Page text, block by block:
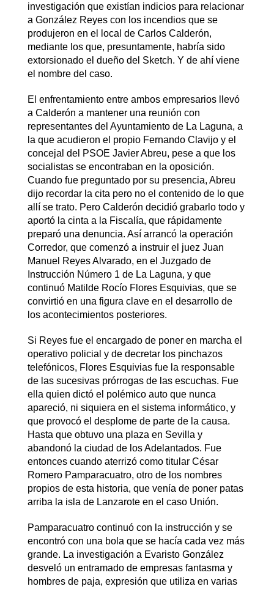
investigación que existían indicios para relacionar
a González Reyes con los incendios que se
produjeron en el local de Carlos Calderón,
mediante los que, presuntamente, habría sido
extorsionado el dueño del Sketch. Y de ahí viene
el nombre del caso.
El enfrentamiento entre ambos empresarios llevó
a Calderón a mantener una reunión con
representantes del Ayuntamiento de La Laguna, a
la que acudieron el propio Fernando Clavijo y el
concejal del PSOE Javier Abreu, pese a que los
socialistas se encontraban en la oposición.
Cuando fue preguntado por su presencia, Abreu
dijo recordar la cita pero no el contenido de lo que
allí se trato. Pero Calderón decidió grabarlo todo y
aportó la cinta a la Fiscalía, que rápidamente
preparó una denuncia. Así arrancó la operación
Corredor, que comenzó a instruir el juez Juan
Manuel Reyes Alvarado, en el Juzgado de
Instrucción Número 1 de La Laguna, y que
continuó Matilde Rocío Flores Esquivias, que se
convirtió en una figura clave en el desarrollo de
los acontecimientos posteriores.
Si Reyes fue el encargado de poner en marcha el
operativo policial y de decretar los pinchazos
telefónicos, Flores Esquivias fue la responsable
de las sucesivas prórrogas de las escuchas. Fue
ella quien dictó el polémico auto que nunca
apareció, ni siquiera en el sistema informático, y
que provocó el desplome de parte de la causa.
Hasta que obtuvo una plaza en Sevilla y
abandonó la ciudad de los Adelantados. Fue
entonces cuando aterrizó como titular César
Romero Pamparacuatro, otro de los nombres
propios de esta historia, que venía de poner patas
arriba la isla de Lanzarote en el caso Unión.
Pamparacuatro continuó con la instrucción y se
encontró con una bola que se hacía cada vez más
grande. La investigación a Evaristo González
desveló un entramado de empresas fantasma y
hombres de paja, expresión que utiliza en varias